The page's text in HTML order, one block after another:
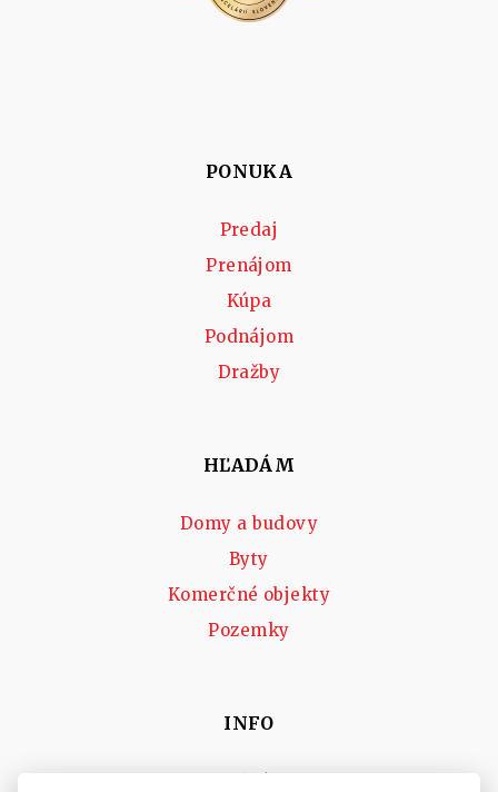
PONUKA
Predaj
Prenájom
Kúpa
Podnájom
Dražby
HĽADÁM
Domy a budovy
Byty
Komerčné objekty
Pozemky
INFO